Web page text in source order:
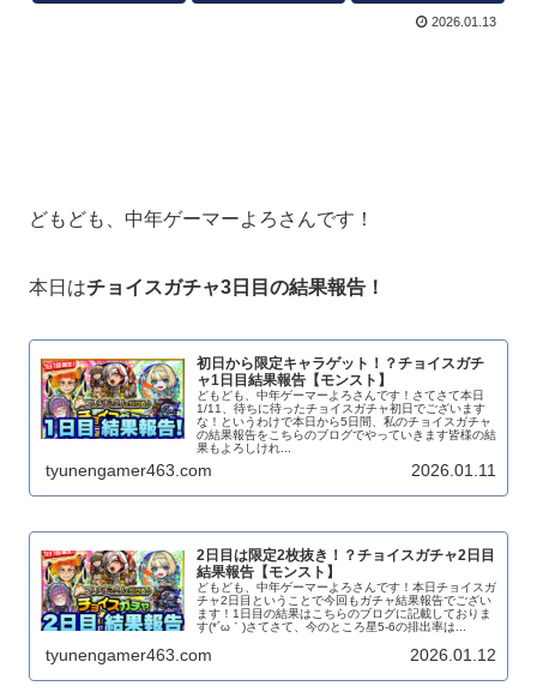
2026.01.13
どもども、中年ゲーマーよろさんです！
本日はチョイスガチャ3日目の結果報告！
初日から限定キャラゲット！？チョイスガチ
ャ1日目結果報告【モンスト】
どもども、中年ゲーマーよろさんです！さてさて本日
1/11、待ちに待ったチョイスガチャ初日でございます
な！というわけで本日から5日間、私のチョイスガチャ
の結果報告をこちらのブログでやっていきます皆様の結
果もよろしけれ...
tyunengamer463.com 2026.01.11
2日目は限定2枚抜き！？チョイスガチャ2日目
結果報告【モンスト】
どもども、中年ゲーマーよろさんです！本日チョイスガ
チャ2日目ということで今回もガチャ結果報告でござい
ます！1日目の結果はこちらのブログに記載しておりま
す(*´ω｀)さてさて、今のところ星5-6の排出率は...
tyunengamer463.com 2026.01.12